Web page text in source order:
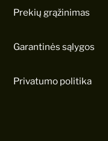
Prekių grąžinimas
Garantinės sąlygos
Privatumo politika